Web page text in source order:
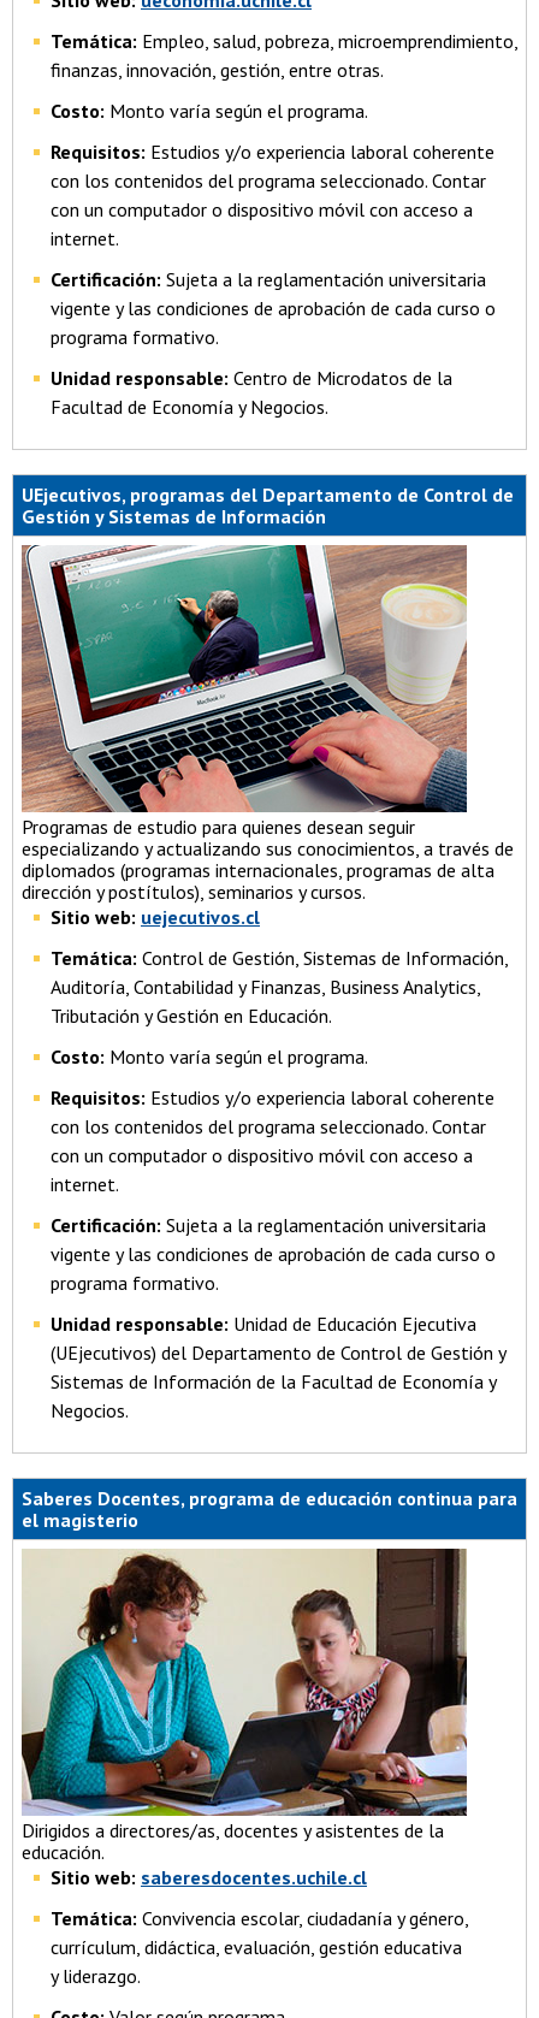
Temática: Empleo, salud, pobreza, microemprendimiento,
finanzas, innovación, gestión, entre otras.
Costo: Monto varía según el programa.
Requisitos: Estudios y/o experiencia laboral coherente
con los contenidos del programa seleccionado. Contar
con un computador o dispositivo móvil con acceso a
internet.
Certificación: Sujeta a la reglamentación universitaria
vigente y las condiciones de aprobación de cada curso o
programa formativo.
Unidad responsable: Centro de Microdatos de la
Facultad de Economía y Negocios.
UEjecutivos, programas del Departamento de Control de
Gestión y Sistemas de Información
Programas de estudio para quienes desean seguir
especializando y actualizando sus conocimientos, a través de
diplomados (programas internacionales, programas de alta
dirección y postítulos), seminarios y cursos.
Sitio web: uejecutivos.cl
Temática: Control de Gestión, Sistemas de Información,
Auditoría, Contabilidad y Finanzas, Business Analytics,
Tributación y Gestión en Educación.
Costo: Monto varía según el programa.
Requisitos: Estudios y/o experiencia laboral coherente
con los contenidos del programa seleccionado. Contar
con un computador o dispositivo móvil con acceso a
internet.
Certificación: Sujeta a la reglamentación universitaria
vigente y las condiciones de aprobación de cada curso o
programa formativo.
Unidad responsable: Unidad de Educación Ejecutiva
(UEjecutivos) del Departamento de Control de Gestión y
Sistemas de Información de la Facultad de Economía y
Negocios.
Saberes Docentes, programa de educación continua para
el magisterio
Dirigidos a directores/as, docentes y asistentes de la
educación.
Sitio web: saberesdocentes.uchile.cl
Temática: Convivencia escolar, ciudadanía y género,
currículum, didáctica, evaluación, gestión educativa
y liderazgo.